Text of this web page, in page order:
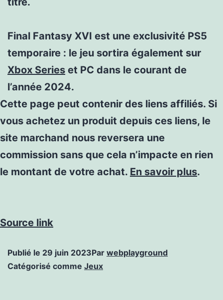
Final Fantasy XVI est une exclusivité PS5
temporaire : le jeu sortira également sur
Xbox Series et PC dans le courant de
l’année 2024.
Cette page peut contenir des liens affiliés. Si
vous achetez un produit depuis ces liens, le
site marchand nous reversera une
commission sans que cela n’impacte en rien
le montant de votre achat. En savoir plus.
Source link
Publié le 29 juin 2023Par webplayground
Catégorisé comme Jeux